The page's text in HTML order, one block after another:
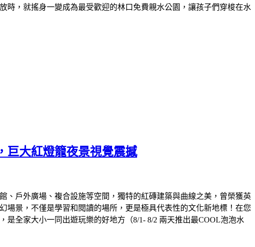
，就搖身一變成為最受歡迎的林口免費親水公園，讓孩子們穿梭在水
巨大紅燈籠夜景視覺震撼
、戶外廣場、複合設施等空間，獨特的紅磚建築與曲線之美，曾榮獲英
場景，不僅是學習和閱讀的場所，更是極具代表性的文化新地標！在您
全家大小一同出遊玩樂的好地方（8/1- 8/2 兩天推出最COOL泡泡水